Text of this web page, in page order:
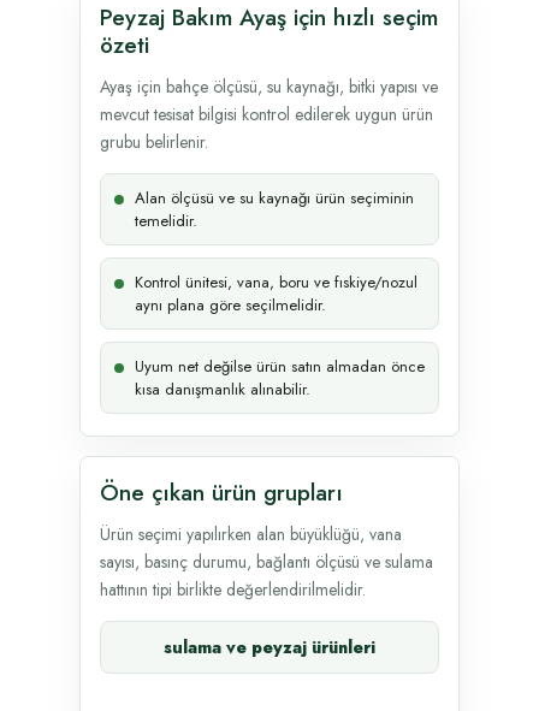
Peyzaj Bakım Ayaş için hızlı seçim
özeti
Ayaş için bahçe ölçüsü, su kaynağı, bitki yapısı ve
mevcut tesisat bilgisi kontrol edilerek uygun ürün
grubu belirlenir.
Alan ölçüsü ve su kaynağı ürün seçiminin
temelidir.
Kontrol ünitesi, vana, boru ve fıskiye/nozul
aynı plana göre seçilmelidir.
Uyum net değilse ürün satın almadan önce
kısa danışmanlık alınabilir.
Öne çıkan ürün grupları
Ürün seçimi yapılırken alan büyüklüğü, vana
sayısı, basınç durumu, bağlantı ölçüsü ve sulama
hattının tipi birlikte değerlendirilmelidir.
sulama ve peyzaj ürünleri